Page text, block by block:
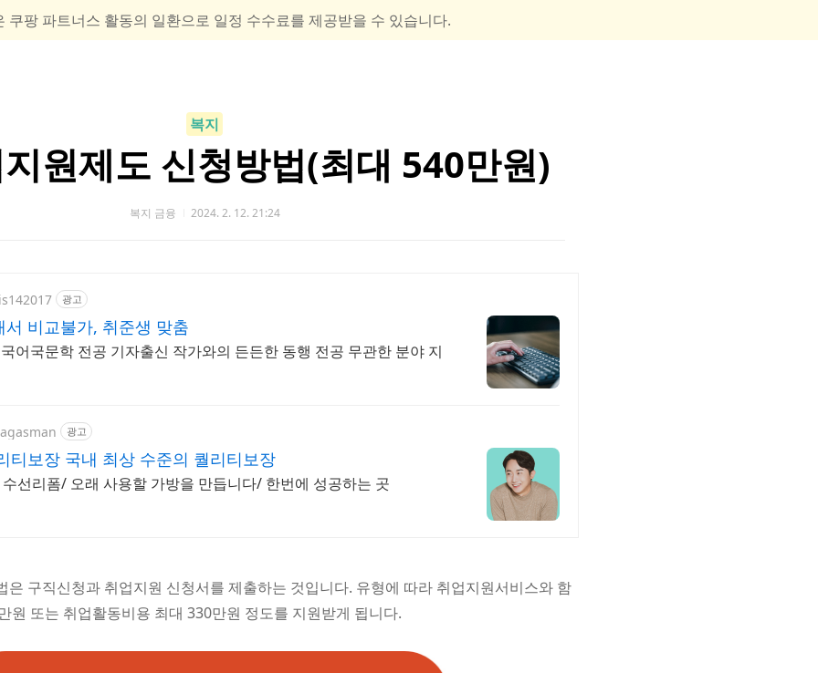
쿠팡 파트너스 활동의 일환으로 일정 수수료를 제공받을 수 있습니다.
복지
원제도 신청방법(최대 540만원)
복지 금융 2024. 2. 12. 21:24
광고
비교불가, 취준생 맞춤
어국문학 전공 기자출신 작가와의 든든한 동행 전공 무관한 분야 지
광고
티보장 국내 최상 수준의 퀄리티보장
선리폼/ 오래 사용할 가방을 만듭니다/ 한번에 성공하는 곳
은 구직신청과 취업지원 신청서를 제출하는 것입니다. 유형에 따라 취업지원서비스와 함
원 또는 취업활동비용 최대 330만원 정도를 지원받게 됩니다.